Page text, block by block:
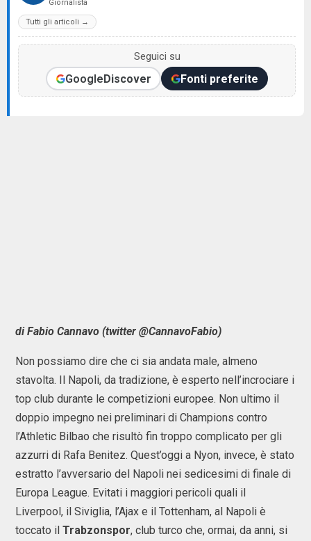
Giornalista
Tutti gli articoli →
Seguici su
GoogleDiscover Fonti preferite
di Fabio Cannavo (twitter @CannavoFabio)
Non possiamo dire che ci sia andata male, almeno
stavolta. Il Napoli, da tradizione, è esperto nell’incrociare i
top club durante le competizioni europee. Non ultimo il
doppio impegno nei preliminari di Champions contro
l’Athletic Bilbao che risultò fin troppo complicato per gli
azzurri di Rafa Benitez. Quest’oggi a Nyon, invece, è stato
estratto l’avversario del Napoli nei sedicesimi di finale di
Europa League. Evitati i maggiori pericoli quali il
Liverpool, il Siviglia, l’Ajax e il Tottenham, al Napoli è
toccato il Trabzonspor, club turco che, ormai, da anni, si